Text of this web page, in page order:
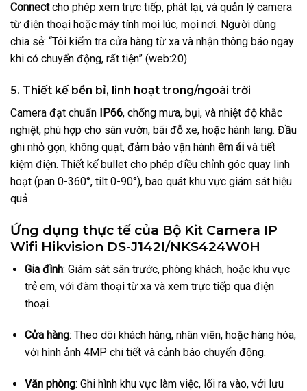
Connectcho phép xem trực tiếp, phát lại, và quản lý camera
từ điện thoại hoặc máy tính mọi lúc, mọi nơi. Người dùng
chia sẻ: “Tôi kiểm tra cửa hàng từ xa và nhận thông báo ngay
khi có chuyển động, rất tiện” (web:20).
5. Thiết kế bền bỉ, linh hoạt trong/ngoài trời
Camera đạt chuẩn IP66, chống mưa, bụi, và nhiệt độ khắc
nghiệt, phù hợp cho sân vườn, bãi đỗ xe, hoặc hành lang. Đầu
ghi nhỏ gọn, không quạt, đảm bảo vận hành êm ái và tiết
kiệm điện. Thiết kế bullet cho phép điều chỉnh góc quay linh
hoạt (pan 0-360°, tilt 0-90°), bao quát khu vực giám sát hiệu
quả.
Ứng dụng thực tế của Bộ Kit Camera IP
Wifi Hikvision DS-J142I/NKS424W0H
Gia đình: Giám sát sân trước, phòng khách, hoặc khu vực
trẻ em, với đàm thoại từ xa và xem trực tiếp qua điện
thoại.
Cửa hàng: Theo dõi khách hàng, nhân viên, hoặc hàng hóa,
với hình ảnh 4MP chi tiết và cảnh báo chuyển động.
Văn phòng: Ghi hình khu vực làm việc, lối ra vào, với lưu